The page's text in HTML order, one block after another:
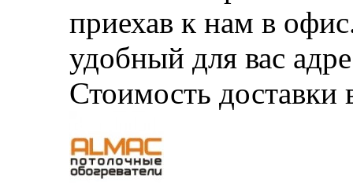
приехав к нам в
удобный для вас
Стоимость